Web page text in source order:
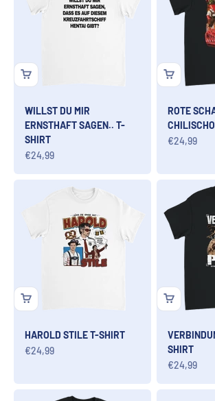
WILLST DU MIR
ERNSTHAFT SAGEN.. T-
SHIRT
Angebot
€24,99
ROTE
Angebot
€24,99
HAROLD STILE T-SHIRT
Angebot
€24,99
SHIRT
Angebot
€24,99